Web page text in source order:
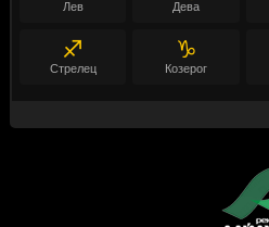
Лев Дева
♐
Стрелец
♑
Козерог